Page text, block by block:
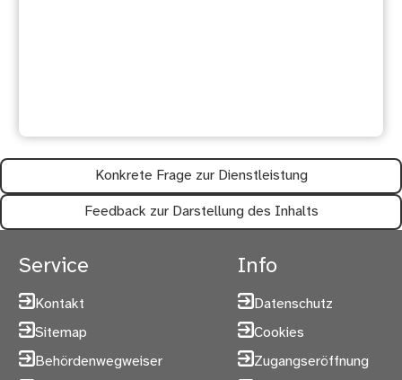
Konkrete Frage zur Dienstleistung
Feedback zur Darstellung des Inhalts
Service
Kontakt
Sitemap
Behördenwegweiser
Info
Datenschutz
Cookies
Zugangseröffnung